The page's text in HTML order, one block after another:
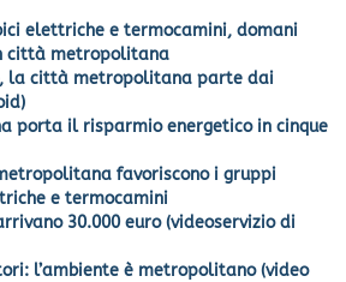
elettriche e termocamini, domani
città metropolitana
la città metropolitana parte dai
porta il risparmio energetico in cinque
favoriscono i gruppi
e termocamini
30.000 euro (videoservizio di
l’ambiente è metropolitano (video